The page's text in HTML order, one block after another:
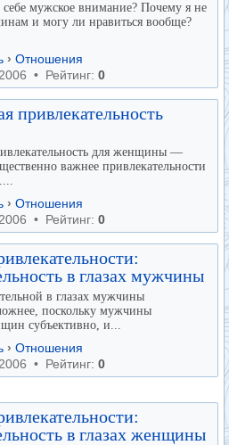
себе мужское внимание? Почему я не
и могу ли нравиться вообще?
› Отношения
• Рейтинг: 0
привлекательность
для женщины —
важнее привлекательности
› Отношения
• Рейтинг: 0
в глазах мужчины
в глазах мужчины
поскольку мужчины
субъективно, и...
› Отношения
• Рейтинг: 0
в глазах женщины